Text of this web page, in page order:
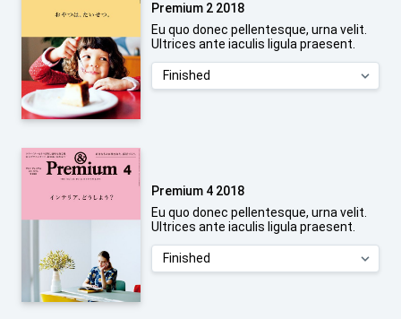
Premium 2 2018
Eu quo donec pellentesque, urna velit.
Ultrices ante iaculis ligula praesent.
Premium 4 2018
Eu quo donec pellentesque, urna velit.
Ultrices ante iaculis ligula praesent.